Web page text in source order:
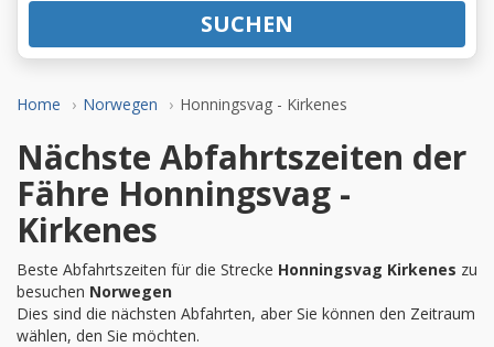
Home Norwegen Honningsvag - Kirkenes
SUCHEN
Nächste Abfahrtszeiten der
Fähre Honningsvag -
Kirkenes
Beste Abfahrtszeiten für die Strecke Honningsvag Kirkenes zu
besuchen Norwegen
Dies sind die nächsten Abfahrten, aber Sie können den Zeitraum
wählen, den Sie möchten.